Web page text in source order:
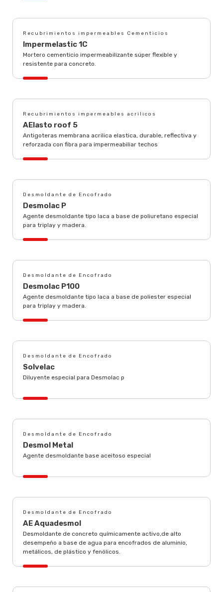
Recubrimientos impermeables Cementicios
Impermelastic 1C
Mortero cementicio impermeabilizante súper flexible y
resistente para concreto.
Recubrimientos impermeables acrilicos
AElasto roof 5
Antigoteras membrana acrilica elastica, durable, reflectiva y
reforzada con fibra para impermeabiliar techos
Desmoldante de Encofrado
Desmolac P
Agente desmoldante tipo laca a base de poliuretano especial
para triplay y madera.
Desmoldante de Encofrado
Desmolac P100
Agente desmoldante tipo laca a base de poliester especial
para triplay y madera.
Desmoldante de Encofrado
Solvelac
Diluyente especial para Desmolac p
Desmoldante de Encofrado
Desmol Metal
Agente desmoldante base aceitoso especial
Desmoldante de Encofrado
AE Aquadesmol
Desmoldante de concreto químicamente activo,de alto
desempeño a base de agua para encofrados de aluminio,
metálicos, de plástico y fenólicos.